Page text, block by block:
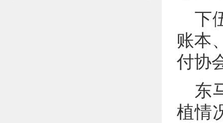
下
账本
付协
东
植情